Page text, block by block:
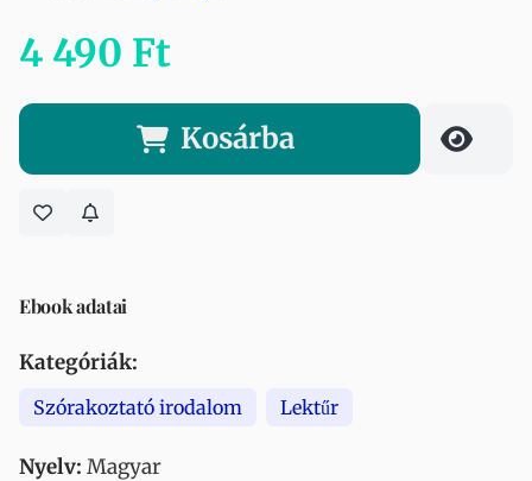
4 490 Ft
Kosárba
Ebook adatai
Kategóriák:
Szórakoztató irodalom Lektűr
Nyelv: Magyar